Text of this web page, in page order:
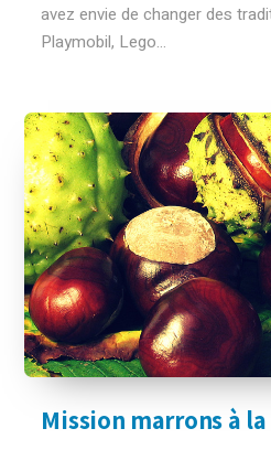
avez envie de changer des
Playmobil, Lego...
Mission marrons à